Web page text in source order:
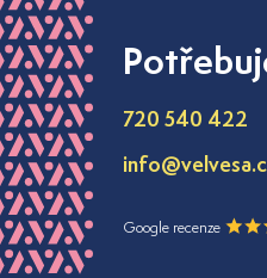
720 540 422
Google recenze